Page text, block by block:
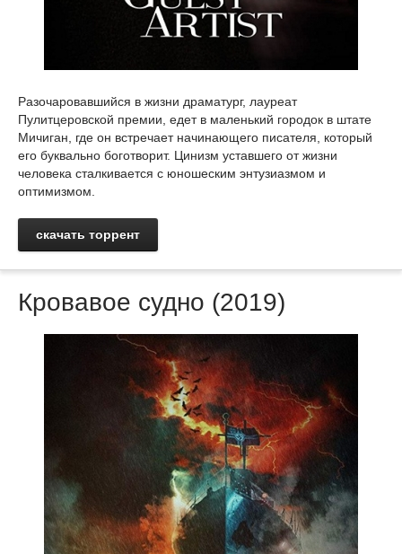
Разочаровавшийся в жизни драматург, лауреат
Пулитцеровской премии, едет в маленький городок в штате
Мичиган, где он встречает начинающего писателя, который
его буквально боготворит. Цинизм уставшего от жизни
человека сталкивается с юношеским энтузиазмом и
оптимизмом.
скачать торрент
Кровавое судно (2019)